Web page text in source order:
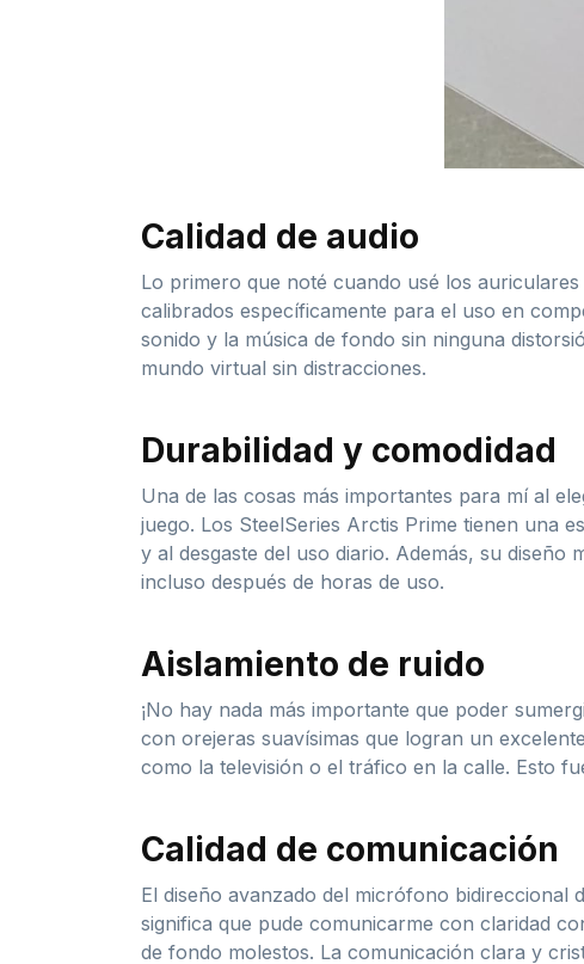
Calidad de audio
Lo primero que noté cuando usé los
calibrados específicamente para el uso en
sonido y la música de fondo sin ninguna
mundo virtual sin distracciones.
Durabilidad y comodidad
Una de las cosas más importantes para mí al
juego. Los SteelSeries Arctis Prime tienen una
y al desgaste del uso diario. Además, su
incluso después de horas de uso.
Aislamiento de ruido
¡No hay nada más importante que poder
con orejeras suavísimas que logran un
como la televisión o el tráfico en la calle. Esto
Calidad de comunicación
El diseño avanzado del micrófono bidireccional
significa que pude comunicarme con claridad
de fondo molestos. La comunicación clara y